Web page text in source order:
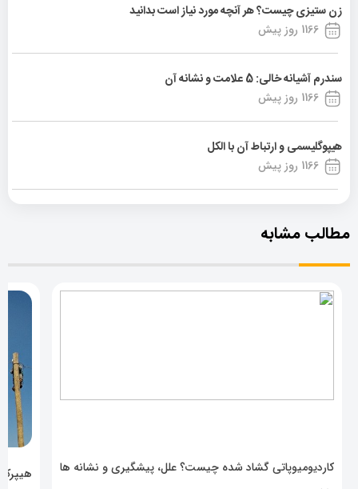
زن ستیزی چیست؟ هر آنچه مورد نیاز است بدانید
1166 روز پیش
سندرم آشیانه خالی: 5 علامت و نشانه آن
1166 روز پیش
هیپوگلیسمی و ارتباط آن با الکل
1166 روز پیش
مطالب مشابه
کاردیومیوپاتی گشاد شده چیست؟ علل، پیشگیری و نشانه ها